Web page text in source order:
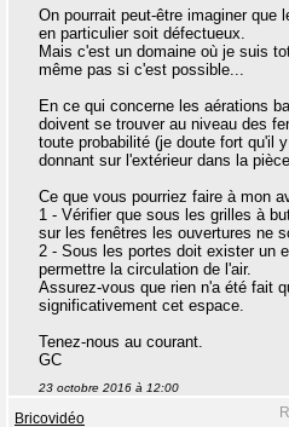
On pourrait peut-être imaginer que
en particulier soit défectueux.
Mais c'est un domaine où je suis
même pas si c'est possible...
En ce qui concerne les aérations
doivent se trouver au niveau des
toute probabilité (je doute fort qu'il
donnant sur l'extérieur dans la
Ce que vous pourriez faire à mon
1 - Vérifier que sous les grilles à
sur les fenêtres les ouvertures ne
2 - Sous les portes doit exister un
permettre la circulation de l'air.
Assurez-vous que rien n'a été fait
significativement cet espace.
Tenez-nous au courant.
GC
23 octobre 2016 à 12:00
Bricovidéo